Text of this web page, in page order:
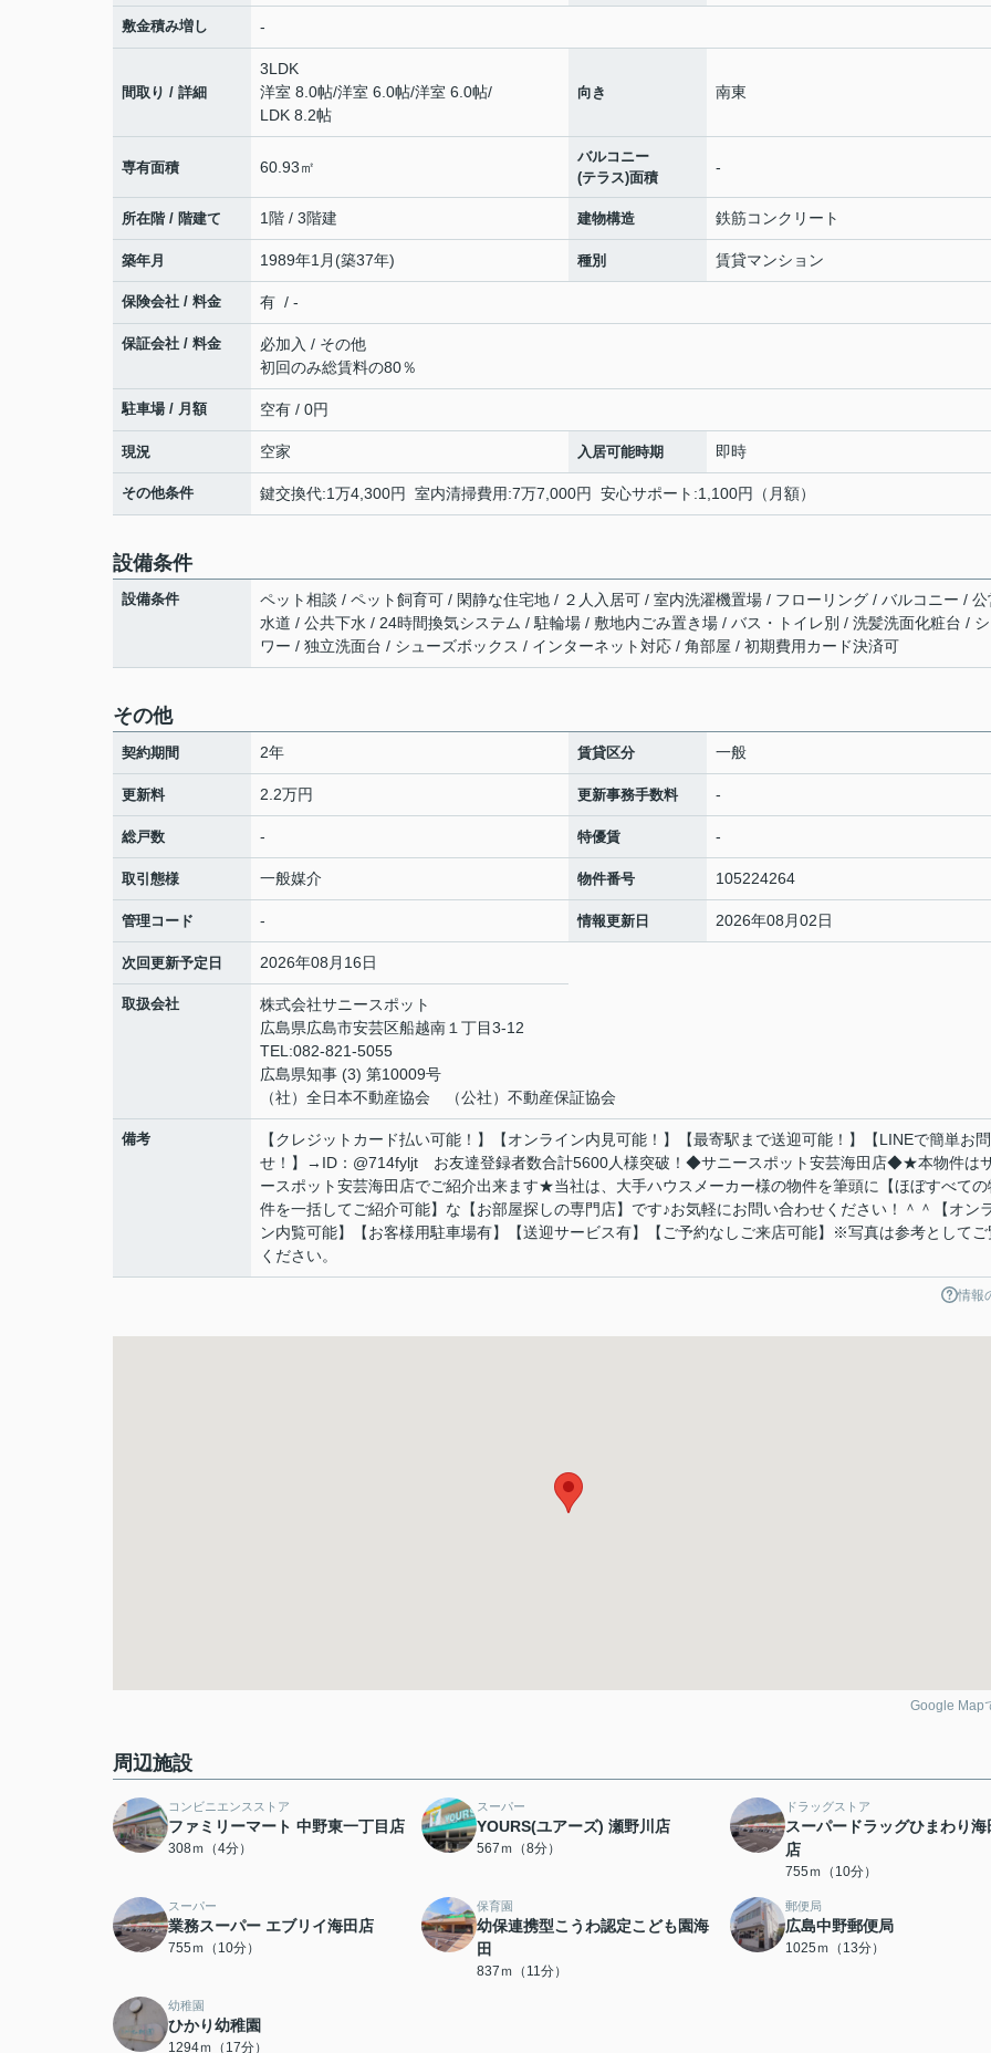
敷金積み増し -
間取り / 詳細
3LDK
洋室 8.0帖/洋室 6.0帖/洋室 6.0帖/
LDK 8.2帖
向き 南東
専有面積 60.93㎡
バルコニー
(テラス)面積
-
所在階 / 階建て 1階 / 3階建 建物構造 鉄筋コンクリート
築年月 1989年1月(築37年) 種別 賃貸マンション
保険会社 / 料金 有 / -
保証会社 / 料金
必加入 / その他
初回のみ総賃料の80％
駐車場 / 月額 空有 / 0円
現況 空家 入居可能時期 即時
その他条件 鍵交換代:1万4,300円 室内清掃費用:7万7,000円 安心サポート:1,100円（月額）
設備条件
設備条件
ペット相談 / ペット飼育可 / 閑静な住宅地 / ２人入居可 / 室内洗濯機置場 / フローリング / バルコニー / 公
水道 / 公共下水 / 24時間換気システム / 駐輪場 / 敷地内ごみ置き場 / バス・トイレ別 / 洗髪洗面化粧台 /
ワー / 独立洗面台 / シューズボックス / インターネット対応 / 角部屋 / 初期費用カード決済可
その他
契約期間 2年 賃貸区分 一般
更新料 2.2万円 更新事務手数料 -
総戸数 - 特優賃 -
取引態様 一般媒介 物件番号 105224264
管理コード - 情報更新日 2026年08月02日
次回更新予定日 2026年08月16日
取扱会社
株式会社サニースポット
広島県広島市安芸区船越南１丁目3-12
TEL:082-821-5055
広島県知事 (3) 第10009号
（社）全日本不動産協会 （公社）不動産保証協会
備考
【クレジットカード払い可能！】【オンライン内見可能！】【最寄駅まで送迎可能！】【LINEで簡単お
せ！】→ID：@714fyljt お友達登録者数合計5600人様突破！◆サニースポット安芸海田店◆★本物件は
ースポット安芸海田店でご紹介出来ます★当社は、大手ハウスメーカー様の物件を筆頭に【ほぼすべての
件を一括してご紹介可能】な【お部屋探しの専門店】です♪お気軽にお問い合わせください！＾＾【オン
ン内覧可能】【お客様用駐車場有】【送迎サービス有】【ご予約なしご来店可能】※写真は参考としてご
ください。
情報
Google Map
周辺施設
コンビニエンスストア
ファミリーマート 中野東一丁目店
308ｍ（4分）
スーパー
YOURS(ユアーズ) 瀬野川店
567ｍ（8分）
ドラッグストア
スーパードラッグひまわり海
店
755ｍ（10分）
スーパー
業務スーパー エブリイ海田店
755ｍ（10分）
保育園
幼保連携型こうわ認定こども園海
田
837ｍ（11分）
郵便局
広島中野郵便局
1025ｍ（13分）
幼稚園
ひかり幼稚園
1294ｍ（17分）